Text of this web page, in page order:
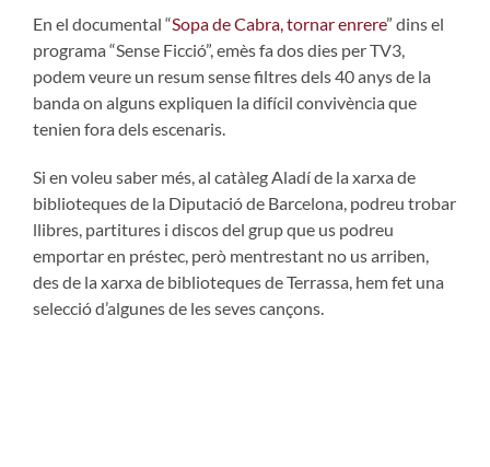
En el documental “Sopa de Cabra, tornar enrere” dins el
programa “Sense Ficció”, emès fa dos dies per TV3,
podem veure un resum sense filtres dels 40 anys de la
banda on alguns expliquen la difícil convivència que
tenien fora dels escenaris.
Si en voleu saber més, al catàleg Aladí de la xarxa de
biblioteques de la Diputació de Barcelona, podreu trobar
llibres, partitures i discos del grup que us podreu
emportar en préstec, però mentrestant no us arriben,
des de la xarxa de biblioteques de Terrassa, hem fet una
selecció d’algunes de les seves cançons.